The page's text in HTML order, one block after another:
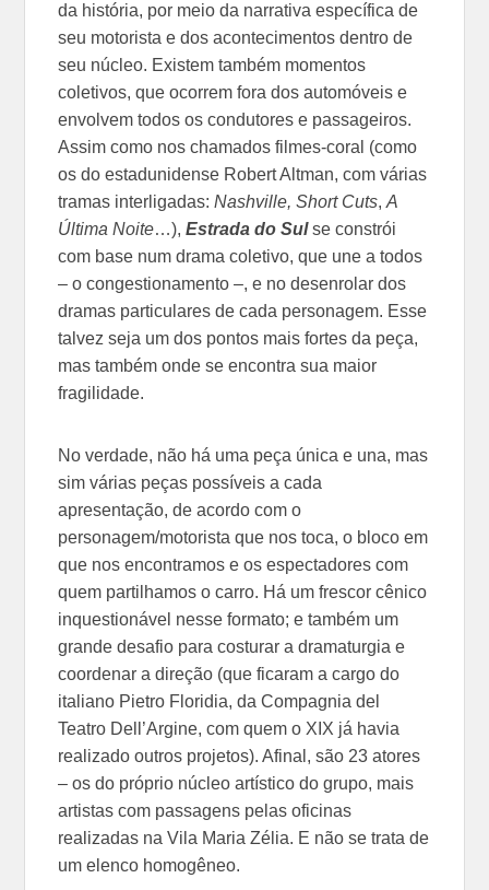
da história, por meio da narrativa específica de
seu motorista e dos acontecimentos dentro de
seu núcleo. Existem também momentos
coletivos, que ocorrem fora dos automóveis e
envolvem todos os condutores e passageiros.
Assim como nos chamados filmes-coral (como
os do estadunidense Robert Altman, com várias
tramas interligadas:Nashville, Short Cuts,A
Última Noite…),Estrada do Sulse constrói
com base num drama coletivo, que une a todos
– o congestionamento –, e no desenrolar dos
dramas particulares de cada personagem. Esse
talvez seja um dos pontos mais fortes da peça,
mas também onde se encontra sua maior
fragilidade.
No verdade, não há uma peça única e una, mas
sim várias peças possíveis a cada
apresentação, de acordo com o
personagem/motorista que nos toca, o bloco em
que nos encontramos e os espectadores com
quem partilhamos o carro. Há um frescor cênico
inquestionável nesse formato; e também um
grande desafio para costurar a dramaturgia e
coordenar a direção (que ficaram a cargo do
italiano Pietro Floridia, da Compagnia del
Teatro Dell’Argine, com quem o XIX já havia
realizado outros projetos). Afinal, são 23 atores
– os do próprio núcleo artístico do grupo, mais
artistas com passagens pelas oficinas
realizadas na Vila Maria Zélia. E não se trata de
um elenco homogêneo.